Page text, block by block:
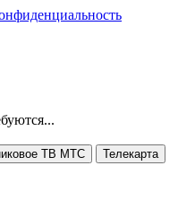
ТВ МТС
Телекарта